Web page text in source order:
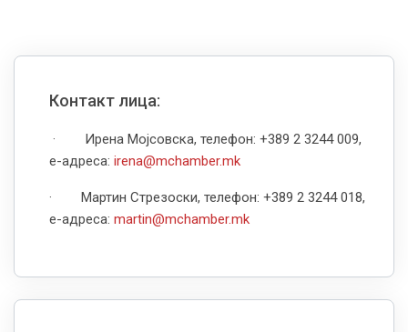
Контакт лица:
· Ирена Мојсовска, телефон: +389 2 3244 009,
е-адреса: irena@mchamber.mk
· Мартин Стрезоски, телефон: +389 2 3244 018,
е-адреса: martin@mchamber.mk